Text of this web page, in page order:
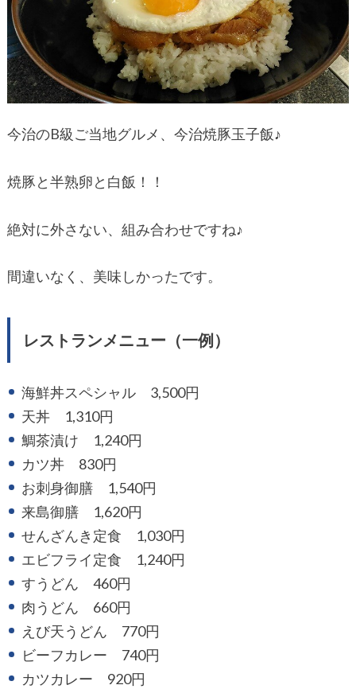
今治のB級ご当地グルメ、今治焼豚玉子飯♪
焼豚と半熟卵と白飯！！
絶対に外さない、組み合わせですね♪
間違いなく、美味しかったです。
レストランメニュー（一例）
海鮮丼スペシャル 3,500円
天丼 1,310円
鯛茶漬け 1,240円
カツ丼 830円
お刺身御膳 1,540円
来島御膳 1,620円
せんざんき定食 1,030円
エビフライ定食 1,240円
すうどん 460円
肉うどん 660円
えび天うどん 770円
ビーフカレー 740円
カツカレー 920円